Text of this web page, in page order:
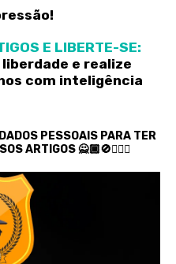
E LIBERTE-SE:
e realize
com inteligência
PESSOAIS PARA TER
ARTIGOS 🙅🏾🚫🙅🏿‍♂️